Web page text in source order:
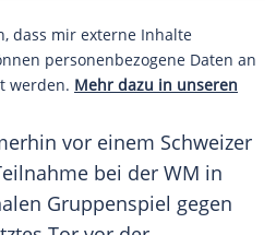
dass mir externe Inhalte
personenbezogene Daten an
werden. Mehr dazu in unseren
vor einem Schweizer
bei der WM in
Gruppenspiel gegen